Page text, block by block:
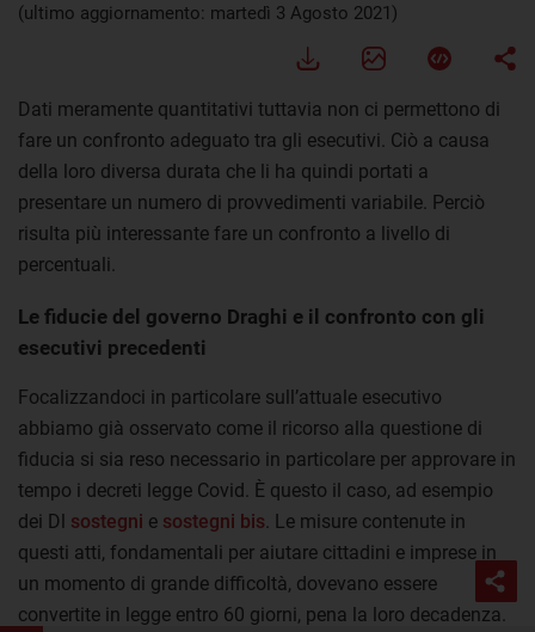
(ultimo aggiornamento: martedì 3 Agosto 2021)
Dati meramente quantitativi tuttavia non ci permettono di
fare un confronto adeguato tra gli esecutivi. Ciò a causa
della loro diversa durata che li ha quindi portati a
presentare un numero di provvedimenti variabile. Perciò
risulta più interessante fare un confronto a livello di
percentuali.
Le fiducie del governo Draghi e il confronto con gli
esecutivi precedenti
Focalizzandoci in particolare sull’attuale esecutivo
abbiamo già osservato come il ricorso alla questione di
fiducia si sia reso necessario in particolare per approvare in
tempo i decreti legge Covid. È questo il caso, ad esempio
dei Dl sostegni e sostegni bis . Le misure contenute in
questi atti, fondamentali per aiutare cittadini e imprese in
un momento di grande difficoltà, dovevano essere
convertite in legge entro 60 giorni, pena la loro decadenza.